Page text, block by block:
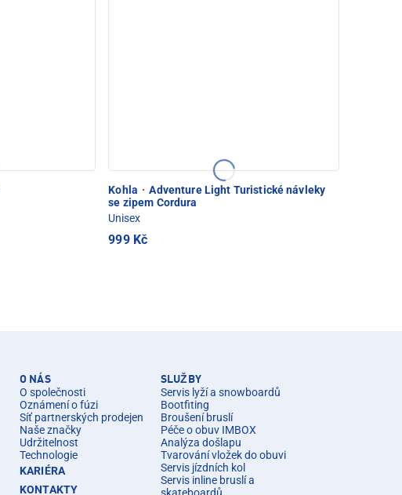
Kohla · Adventure Light Turistické návleky
se zipem Cordura
Unisex
999 Kč
O NÁS
O společnosti
Oznámení o fúzi
Síť partnerských prodejen
Naše značky
Udržitelnost
Technologie
KARIÉRA
KONTAKTY
SLUŽBY
Servis lyží a snowboardů
Bootfiting
Broušení bruslí
Péče o obuv IMBOX
Analýza došlapu
Tvarování vložek do obuvi
Servis jízdních kol
Servis inline bruslí a